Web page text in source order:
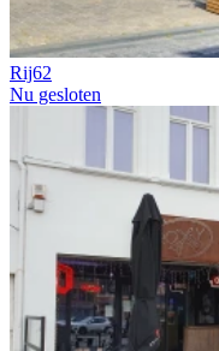
Rij62
Nu gesloten